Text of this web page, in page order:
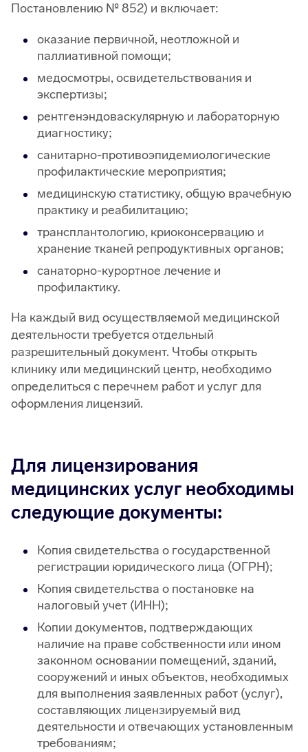
Постановлению № 852) и включает:
оказание первичной, неотложной и
паллиативной помощи;
медосмотры, освидетельствования и
экспертизы;
рентгенэндоваскулярную и лабораторную
диагностику;
санитарно-противоэпидемиологические
профилактические мероприятия;
медицинскую статистику, общую врачебную
практику и реабилитацию;
трансплантологию, криоконсервацию и
хранение тканей репродуктивных органов;
санаторно-курортное лечение и
профилактику.
На каждый вид осуществляемой медицинской
деятельности требуется отдельный
разрешительный документ. Чтобы открыть
клинику или медицинский центр, необходимо
определиться с перечнем работ и услуг для
оформления лицензий.
Для лицензирования
медицинских услуг необходимы
следующие документы:
Копия свидетельства о государственной
регистрации юридического лица (ОГРН);
Копия свидетельства о постановке на
налоговый учет (ИНН);
Копии документов, подтверждающих
наличие на праве собственности или ином
законном основании помещений, зданий,
сооружений и иных объектов, необходимых
для выполнения заявленных работ (услуг),
составляющих лицензируемый вид
деятельности и отвечающих установленным
требованиям;